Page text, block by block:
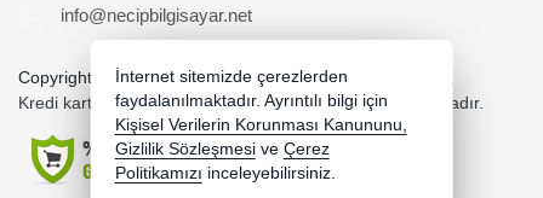
info@necipbilgisayar.net
Copyright 2026 necipbilgisayar.net - Tüm hakları saklıdır.
Kredi kartı bilgileriniz 256bit SSL sertifikası ile korunmaktadır.
İnternet sitemizde çerezlerden
faydalanılmaktadır. Ayrıntılı bilgi için
Kişisel Verilerin Korunması Kanununu,
Gizlilik Sözleşmesi ve Çerez
Politikamızı inceleyebilirsiniz.